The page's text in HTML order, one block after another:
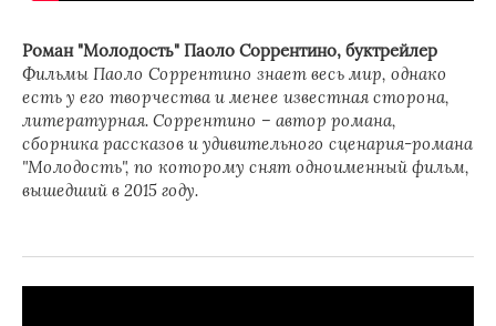
Роман "Молодость" Паоло Соррентино, буктрейлер
Фильмы Паоло Соррентино знает весь мир, однако
есть у его творчества и менее известная сторона,
литературная. Соррентино – автор романа,
сборника рассказов и удивительного сценария-романа
"Молодость", по которому снят одноименный фильм,
вышедший в 2015 году.